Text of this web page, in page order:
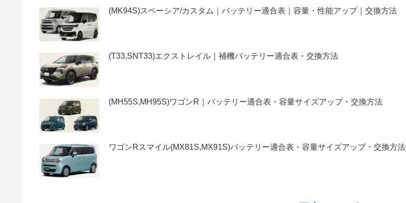
(MK94S)スペーシア/カスタム｜バッテリー適合表｜容量・性能アップ｜交換方法
(T33,SNT33)エクストレイル｜補機バッテリー適合表・交換方法
(MH55S,MH95S)ワゴンR｜バッテリー適合表・容量サイズアップ・交換方法
ワゴンRスマイル(MX81S,MX91S)バッテリー適合表・容量サイズアップ・交換方法